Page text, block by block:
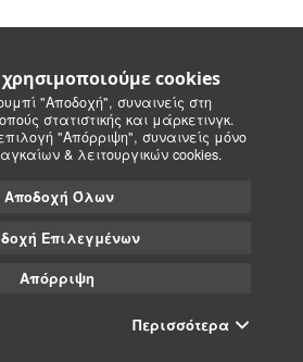
cookies
"Αποδοχή", συναινείς στη
στατιστικής και μάρκετινγκ.
"Απόρριψη", συναινείς μόνο
& λειτουργικών cookies.
Αποδοχή Όλων
Επιλεγμένων
Απόρριψη
Περισσότερα